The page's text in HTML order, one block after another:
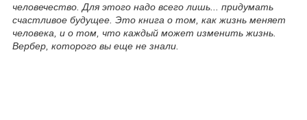
человечество. Для этого надо всего лишь... придумать
счастливое будущее. Это книга о том, как жизнь меняет
человека, и о том, что каждый может изменить жизнь.
Вербер, которого вы еще не знали.